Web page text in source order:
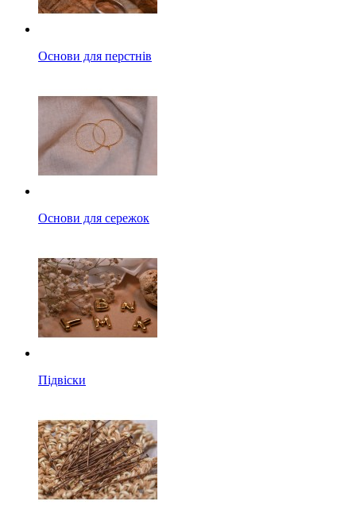
Основи для перстнів
Основи для сережок
Підвіски